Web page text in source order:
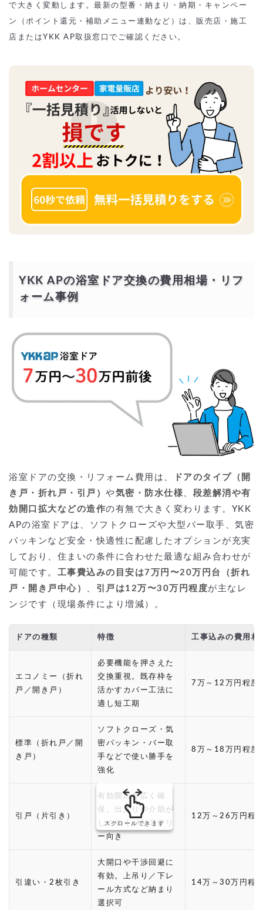
で大きく変動します。最新の型番・納まり・納期・キャンペー
ン（ポイント還元・補助メニュー連動など）は、販売店・施工
店またはYKK AP取扱窓口でご確認ください。
YKK APの浴室ドア交換の費用相場・リフ
ォーム事例
浴室ドアの交換・リフォーム費用は、
ドアのタイプ（開
き戸・折れ戸・引戸） や気密・防水仕様 、 段差解消や有
効開口拡大などの造作の有無で大きく変わります。YKK
APの浴室ドアは、ソフトクローズや大型バー取手、気密
パッキンなど安全・快適性に配慮したオプションが充実
しており、住まいの条件に合わせた最適な組み合わせが
可能です。 工事費込みの目安は7万円〜20万円台（折れ
戸・開き戸中心）
、 引戸は12万〜30万円程度が主なレ
ンジです（現場条件により増減）。
ドアの種類 特徴 工事込みの費用相
エコノミー（折れ
戸／開き戸）
必要機能を押さえた
交換重視。既存枠を
活かすカバー工法に
適し短工期
7万～12万円程度
標準（折れ戸／開
き戸）
ソフトクローズ・気
密パッキン・バー取
手などで使い勝手を
強化
8万～18万円程度
引戸（片引き）
有効開口を広く確
保。出入りや介助が
しやすくバリアフリ
ー向き
12万～26万円程
引違い・2枚引き
大開口や干渉回避に
有効。上吊り／下レ
ール方式など納まり
選択可
14万～30万円程
スクロールできます